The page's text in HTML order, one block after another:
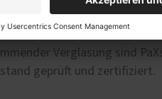
Raumklima. Doch
denn dank massiver
Verglasung sind
geprüft und zertifiziert.